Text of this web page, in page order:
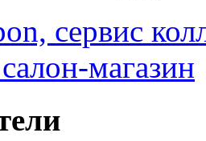
сервис
магазин